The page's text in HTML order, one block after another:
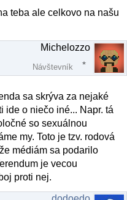
teba ale celkovo na našu
Michelozzo
Návštevník
sa skrýva za nejaké
ide o niečo iné... Napr. tá
so sexuálnou
my. Toto je tzv. rodová
médiám sa podarilo
je vecou
proti nej.